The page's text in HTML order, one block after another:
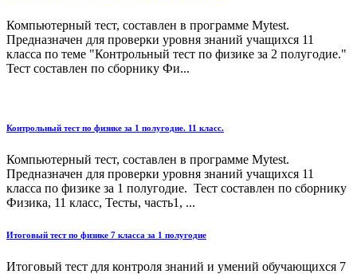
Компьютерный тест, составлен в программе Mytest.
Предназначен для проверки уровня знаний учащихся 11
класса по теме "Контрольный тест по физике за 2 полугодие."
Тест составлен по сборнику Фи...
Контрольный тест по физике за 1 полугодие. 11 класс.
Компьютерный тест, составлен в программе Mytest.
Предназначен для проверки уровня знаний учащихся 11
класса по физике за 1 полугодие. Тест составлен по сборнику
Физика, 11 класс, Тесты, часть1, ...
Итоговый тест по физике 7 класса за 1 полугодие
Итоговый тест для контроля знаний и умений обучающихся 7